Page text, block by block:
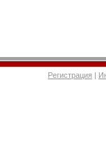
Регистрация |